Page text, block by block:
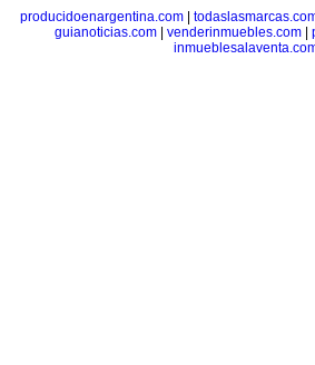
producidoenargentina.com|
guianoticias.com| venderinmuebles.com|